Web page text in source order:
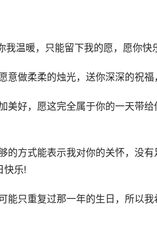
我温暖，只能留下我的愿，愿你快
做柔柔的烛光，送你深深的祝福
美好，愿这完全属于你的一天带
的方式能表示我对你的关怀，没
快乐!
能只重复过那一年的生日，所以